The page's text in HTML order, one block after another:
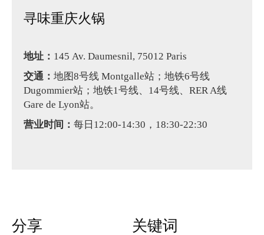
寻味重庆火锅
地址： 145 Av. Daumesnil, 75012 Paris
交通： 地图8号线 Montgalle站；地铁6号线
Dugommier站；地铁1号线、14号线、RER A线
Gare de Lyon站。
营业时间： 每日12:00-14:30，18:30-22:30
分享 关键词